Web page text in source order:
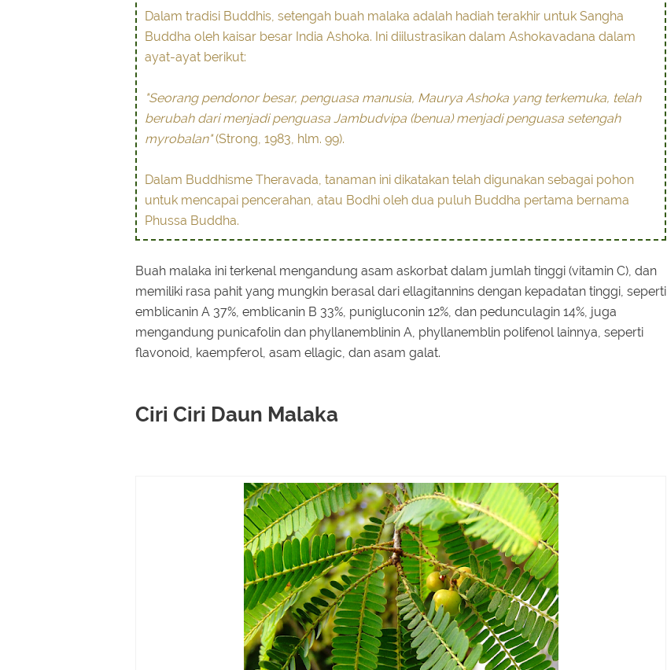
Dalam tradisi Buddhis, setengah buah malaka adalah hadiah terakhir untuk Sangha
Buddha oleh kaisar besar India Ashoka. Ini diilustrasikan dalam Ashokavadana dalam
ayat-ayat berikut:
"Seorang pendonor besar, penguasa manusia, Maurya Ashoka yang terkemuka, telah
berubah dari menjadi penguasa Jambudvipa (benua) menjadi penguasa setengah
myrobalan"(Strong, 1983, hlm. 99).
Dalam Buddhisme Theravada, tanaman ini dikatakan telah digunakan sebagai pohon
untuk mencapai pencerahan, atau Bodhi oleh dua puluh Buddha pertama bernama
Phussa Buddha.
Buah malaka ini terkenal mengandung asam askorbat dalam jumlah tinggi (vitamin C), dan
memiliki rasa pahit yang mungkin berasal dari ellagitannins dengan kepadatan tinggi, seperti
emblicanin A 37%, emblicanin B 33%, punigluconin 12%, dan pedunculagin 14%, juga
mengandung punicafolin dan phyllanemblinin A, phyllanemblin polifenol lainnya, seperti
flavonoid, kaempferol, asam ellagic, dan asam galat.
Ciri Ciri Daun Malaka